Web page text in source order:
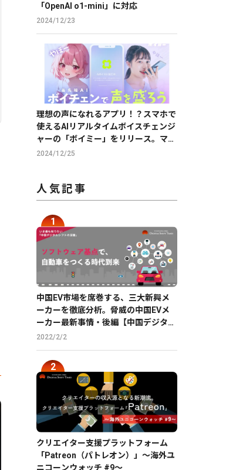
「OpenAI o1-mini」に対応
2024/12/23
理想の声になれるアプリ！？スマホで
使えるAIリアルタイムボイスチェンジ
ャーの「ボイミー」をリリース。マイ
クに向かって喋るだけで、誰でも萌え
2024/12/25
人気記事
中国EV市場を席巻する、三大新興メ
ーカーを徹底分析。脅威の中国EVメ
ーカー最新事情・後編【中国デジタル
企業最前線】
2022/2/2
クリエイター支援プラットフォーム
「Patreon（パトレオン）」〜海外ユ
ニコーンウォッチ #9〜